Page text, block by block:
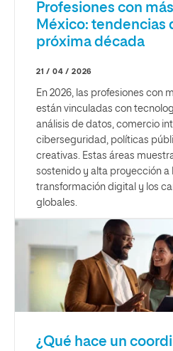
Profesiones con
México: tendencias
próxima década
21 / 04 / 2026
En 2026, las profesiones con
están vinculadas con
análisis de datos, comercio
ciberseguridad, políticas
creativas. Estas áreas
sostenido y alta proyección a
transformación digital y los
globales.
¿Qué hace un